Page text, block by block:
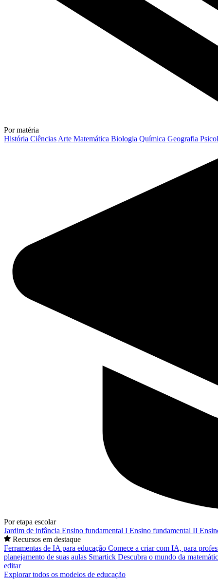
Por matéria
História Ciências Arte Matemática Biologia Química Geografia
Por etapa escolar
Jardim de infância Ensino fundamental I Ensino fundamental II
Recursos em destaque
Ferramentas de IA para educação Comece a criar com IA, para
planejamento de suas aulas Smartick Descubra o mundo da
editar
Explorar todos os modelos de educação